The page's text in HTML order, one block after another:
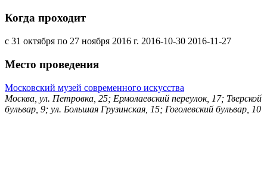
Когда проходит
с 31 октября по 27 ноября 2016 г. 2016-10-30 2016-11-27
Место проведения
Московский музей современного искусства
Москва, ул. Петровка, 25; Ермолаевский переулок, 17; Тверской
бульвар, 9; ул. Большая Грузинская, 15; Гоголевский бульвар, 10